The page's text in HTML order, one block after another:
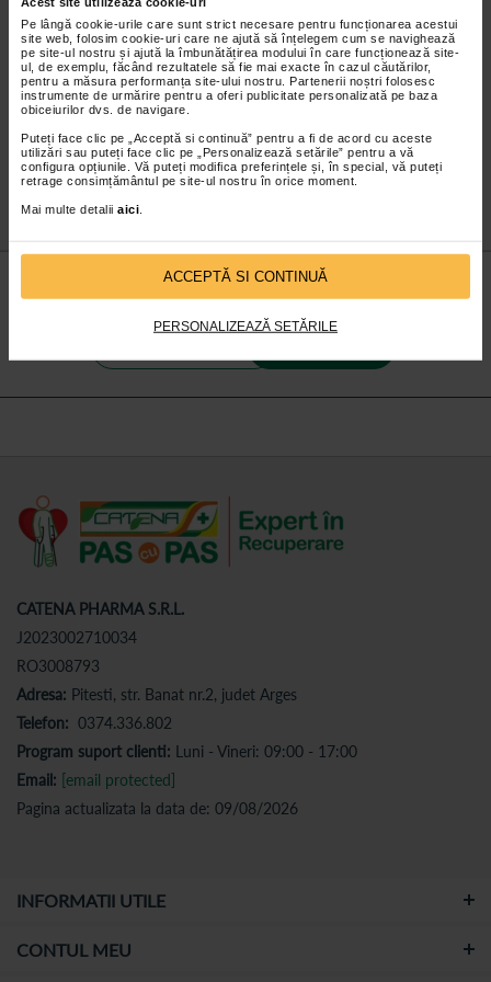
Pe lângă cookie-urile care sunt strict necesare pentru funcționarea acestui
site web, folosim cookie-uri care ne ajută să înțelegem cum se navighează
pe site-ul nostru și ajută la îmbunătățirea modului în care funcționează site-
ul, de exemplu, făcând rezultatele să fie mai exacte în cazul căutărilor,
pentru a măsura performanța site-ului nostru. Partenerii noștri folosesc
instrumente de urmărire pentru a oferi publicitate personalizată pe baza
obiceiurilor dvs. de navigare.
Puteți face clic pe „Acceptă si continuă” pentru a fi de acord cu aceste
utilizări sau puteți face clic pe „Personalizează setările” pentru a vă
configura opțiunile. Vă puteți modifica preferințele și, în special, vă puteți
retrage consimțământul pe site-ul nostru în orice moment.
Mai multe detalii aici
ACCEPTĂ SI CONTINUĂ
PERSONALIZEAZĂ SETĂRILE
începand de la 167,00 Lei
Adaugă în coș
începand de la 167,00 Lei
Adaugă în coș
Nu lăsa niciunpreț micneobservat.
Abonează-tela newsletter-ul nostru!
CATENA PHARMA S.R.L.
J2023002710034
RO3008793
Adresa: Pitesti, str. Banat nr.2, judet Arges
Telefon: 0374.336.802
Program suport clienti: Luni - Vineri: 09:00 - 17:00
Email: [email protected]
Pagina actualizata la data de: 09/08/2026
INFORMATII UTILE
CONTUL MEU